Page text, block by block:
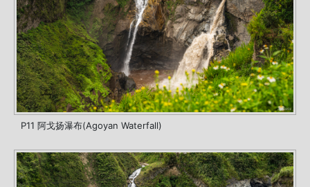
P11 阿戈扬瀑布(Agoyan Waterfall)